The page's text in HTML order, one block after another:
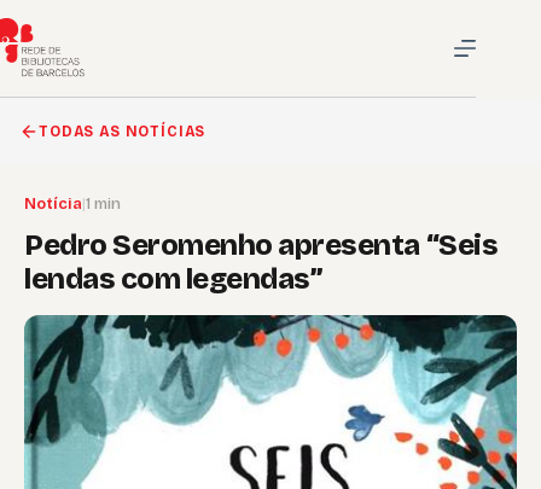
para
o
conteúdo
TODAS AS NOTÍCIAS
Notícia|1 min
Pedro Seromenho apresenta “Seis
lendas com legendas”